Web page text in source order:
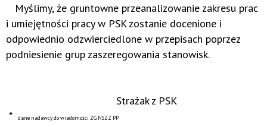
Myślimy, że gruntowne przeanalizowanie zakresu prac
i umiejętności pracy w PSK zostanie docenione i
odpowiednio odzwierciedlone w przepisach poprzez
podniesienie grup zaszeregowania stanowisk.
Strażak z PSK
*
dane nadawcy do wiadomości ZG NSZZ PP